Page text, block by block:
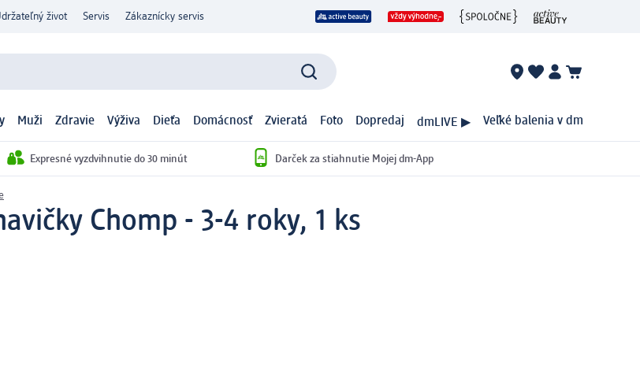
život Servis Zákaznícky servis
Muži Zdravie Výživa Dieťa Domácnosť Zvieratá Foto Dopredaj dmLIVE ▶ Veľké balenia v dm
Expresné vyzdvihnutie do 30 minút Darček za stiahnutie Mojej dm-App
Chomp - 3-4 roky, 1 ks